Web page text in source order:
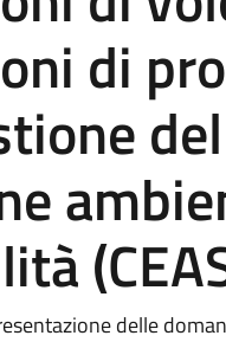
di
delle